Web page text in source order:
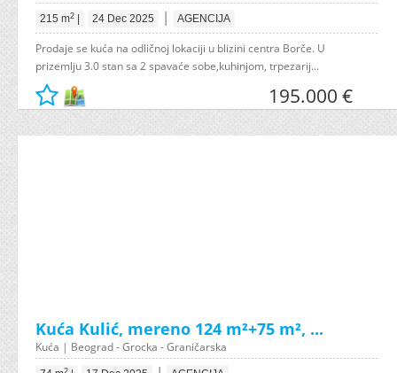
215 m2 24 Dec 2025 | AGENCIJA
Prodaje se kuća na odličnoj lokaciji u blizini centra Borče. U
prizemlju 3.0 stan sa 2 spavaće sobe,kuhinjom, trpezarij...
195.000 €
Kuća Kulić, mereno 124 m²+75 m², ...
Kuća | Beograd - Grocka - Graničarska
2